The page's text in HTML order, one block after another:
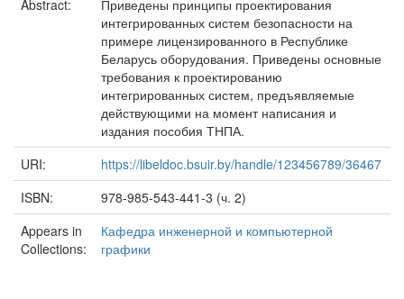
Abstract:
Приведены принципы проектирования
интегрированных систем безопасности на
примере лицензированного в Республике
Беларусь оборудования. Приведены основные
требования к проектированию
интегрированных систем, предъявляемые
действующими на момент написания и
издания пособия ТНПА.
URI:
https://libeldoc.bsuir.by/handle/123456789/36467
ISBN:
978-985-543-441-3 (ч. 2)
Appears in
Collections:
Кафедра инженерной и компьютерной
графики